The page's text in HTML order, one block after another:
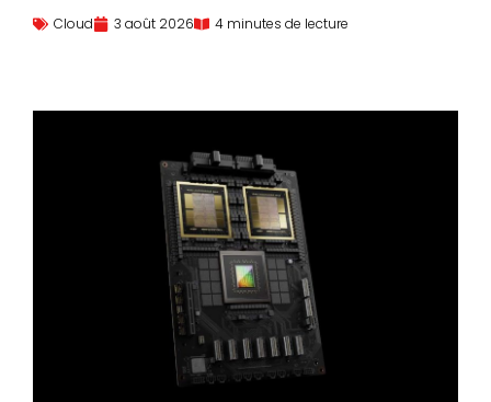
Cloud 3 août 2026 4 minutes de lecture